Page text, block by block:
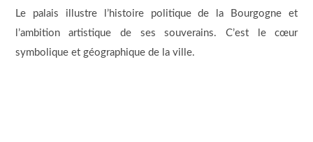
Le palais illustre l’histoire politique de la Bourgogne et
l’ambition artistique de ses souverains. C’est le cœur
symbolique et géographique de la ville.